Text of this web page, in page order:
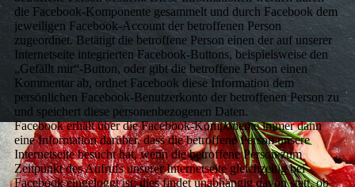
die Facebook-Komponente gesammelt und durch Facebook dem
jeweiligen Facebook-Account der betroffenen Person
zugeordnet. Betätigt die betroffene Person einen der auf unserer
Internetseite integrierten Facebook-Buttons, beispielsweise den
„Gefällt mir“-Button, oder gibt die betroffene Person einen
Kommentar ab, ordnet Facebook diese Information dem
persönlichen Facebook-Benutzerkonto der betroffenen Person zu
und speichert diese personenbezogenen Daten.
Facebook erhält über die Facebook-Komponente immer dann
eine Information darüber, dass die betroffene Person unsere
Internetseite besucht hat, wenn die betroffene Person zum
Zeitpunkt des Aufrufs unserer Internetseite gleichzeitig bei
Facebook eingeloggt ist; dies findet unabhängig davon statt, ob